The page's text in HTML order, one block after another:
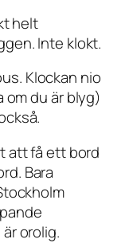
helt
Inte klokt.
Klockan nio
om du är blyg)
att få ett bord
Bara
orolig.